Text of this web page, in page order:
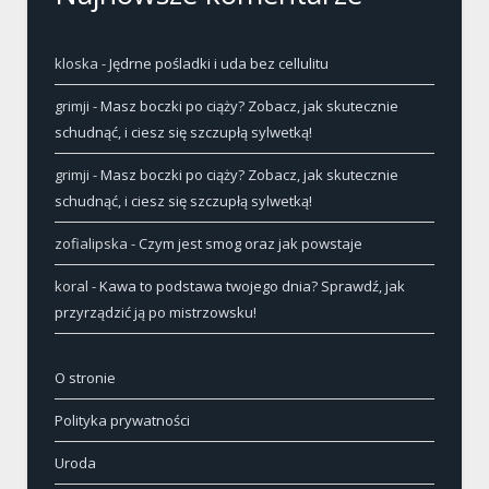
kloska -Jędrne pośladki i uda bez cellulitu
grimji -Masz boczki po ciąży? Zobacz, jak skutecznie
schudnąć, i ciesz się szczupłą sylwetką!
grimji -Masz boczki po ciąży? Zobacz, jak skutecznie
schudnąć, i ciesz się szczupłą sylwetką!
zofialipska -Czym jest smog oraz jak powstaje
koral -Kawa to podstawa twojego dnia? Sprawdź, jak
przyrządzić ją po mistrzowsku!
O stronie
Polityka prywatności
Uroda